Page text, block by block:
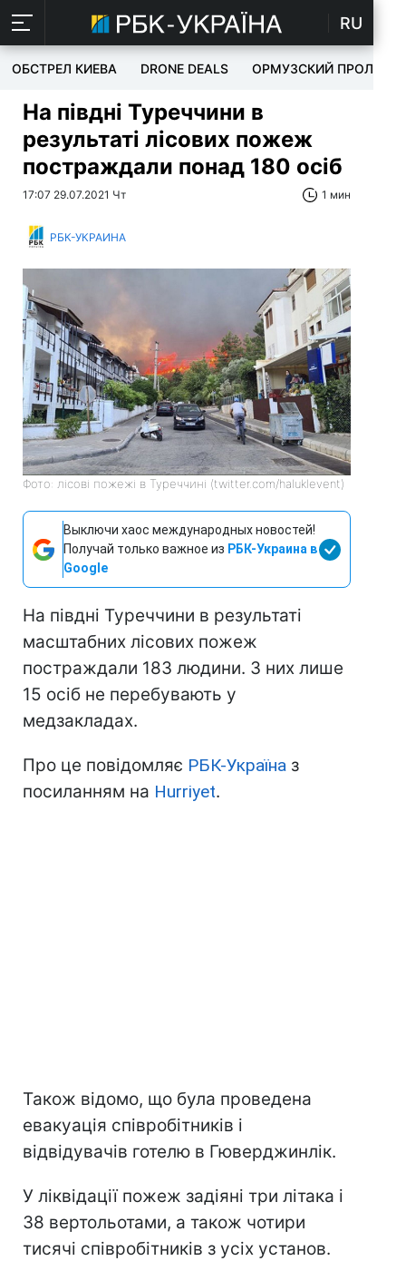
RU
ОБСТРЕЛ КИЕВА DRONE DEALS ОРМУЗСКИЙ ПРОЛИВ
На півдні Туреччини в
результаті лісових пожеж
постраждали понад 180 осіб
17:07 29.07.2021 Чт 1 мин
РБК-УКРАИНА
Фото: лісові пожежі в Туреччині (twitter.com/haluklevent)
Выключи хаос международных новостей!
Получай только важное из РБК-Украина в
Google
На півдні Туреччини в результаті
масштабних лісових пожеж
постраждали 183 людини. З них лише
15 осіб не перебувають у
медзакладах.
Про це повідомляє РБК-Україна з
посиланням на Hurriyet.
Також відомо, що була проведена
евакуація співробітників і
відвідувачів готелю в Гюверджинлік.
У ліквідації пожеж задіяні три літака і
38 вертольотами, а також чотири
тисячі співробітників з усіх установ.